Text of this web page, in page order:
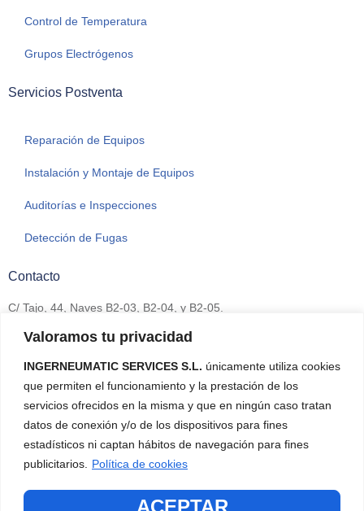
Valoramos tu privacidad
INGERNEUMATIC SERVICES S.L. únicamente utiliza cookies
que permiten el funcionamiento y la prestación de los
servicios ofrecidos en la misma y que en ningún caso tratan
datos de conexión y/o de los dispositivos para fines
estadísticos ni captan hábitos de navegación para fines
publicitarios.
Política de cookies
ACEPTAR
Control de Temperatura
Grupos Electrógenos
Servicios Postventa
Reparación de Equipos
Instalación y Montaje de Equipos
Auditorías e Inspecciones
Detección de Fugas
Contacto
C/ Tajo, 44, Naves B2-03, B2-04, y B2-05.
Camarma de Esteruelas
+34 911 342 117
Copyright © 2021 Ingerservice.com